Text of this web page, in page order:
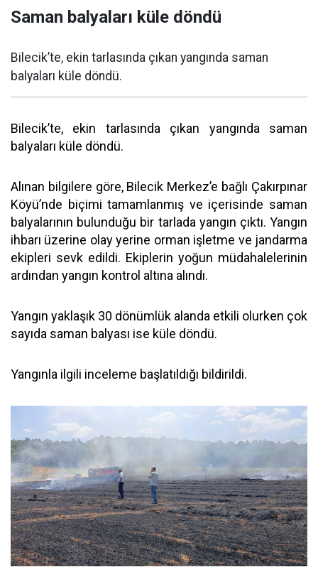
Saman balyaları küle döndü
Bilecik’te, ekin tarlasında çıkan yangında saman
balyaları küle döndü.
Bilecik’te, ekin tarlasında çıkan yangında saman
balyaları küle döndü.
Alınan bilgilere göre, Bilecik Merkez’e bağlı Çakırpınar
Köyü’nde biçimi tamamlanmış ve içerisinde saman
balyalarının bulunduğu bir tarlada yangın çıktı. Yangın
ihbarı üzerine olay yerine orman işletme ve jandarma
ekipleri sevk edildi. Ekiplerin yoğun müdahalelerinin
ardından yangın kontrol altına alındı.
Yangın yaklaşık 30 dönümlük alanda etkili olurken çok
sayıda saman balyası ise küle döndü.
Yangınla ilgili inceleme başlatıldığı bildirildi.